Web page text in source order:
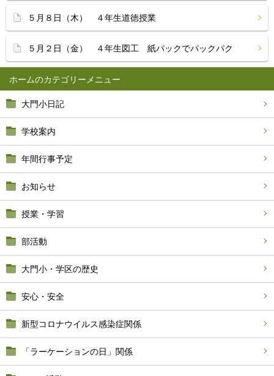
ホーム
大門小日記
学校案内
年間行事予定
お知らせ
授業・学習
部活動
大門小・学区の歴史
安心・安全
新型コロナウイルス感染症関係
「ラーケーションの日」関係
５月８日（木） ４年生道徳授業
５月２日（金） ４年生図工 紙パックでパックパク